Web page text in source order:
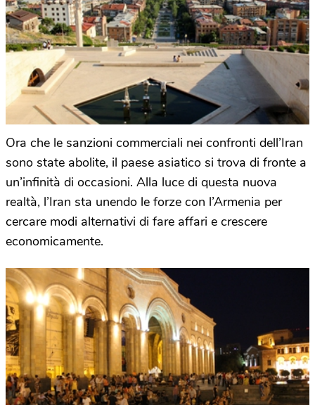
Ora che le sanzioni commerciali nei confronti dell’Iran
sono state abolite, il paese asiatico si trova di fronte a
un’infinità di occasioni. Alla luce di questa nuova
realtà, l’Iran sta unendo le forze con l’Armenia per
cercare modi alternativi di fare affari e crescere
economicamente.